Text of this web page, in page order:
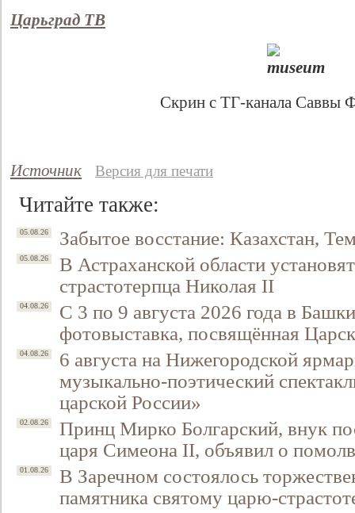
Царьград ТВ
Скрин с ТГ-канала Саввы
Источник Версия для печати
Читайте также:
05.08.26 Забытое восстание: Казахстан,
05.08.26
В Астраханской области
страстотерпца Николая II
04.08.26
С 3 по 9 августа 2026 года в
фотовыставка, посвящённая
04.08.26
6 августа на Нижегородской
музыкально-поэтический
царской России»
02.08.26
Принц Мирко Болгарский, внук
царя Симеона II, объявил о
01.08.26
В Заречном состоялось
памятника святому царю-